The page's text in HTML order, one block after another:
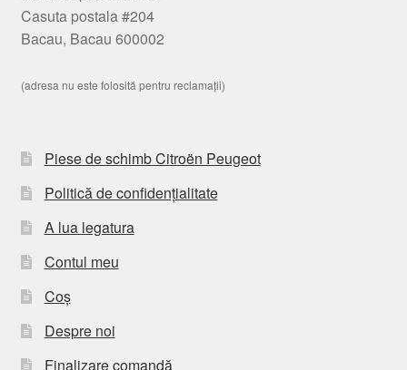
Casuta postala #204
Bacau, Bacau 600002
(adresa nu este folosită pentru reclamații)
Piese de schimb Citroën Peugeot
Politică de confidențialitate
A lua legatura
Contul meu
Coș
Despre noi
Finalizare comandă